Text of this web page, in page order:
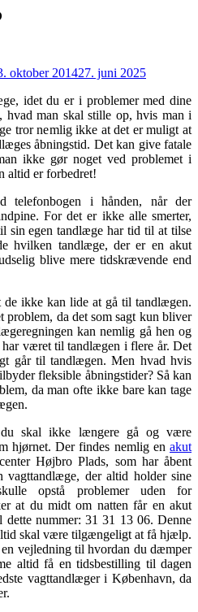
oktober 201427. juni 2025
idet du er i problemer med dine
man skal stille op, hvis man i
tror nemlig ikke at det er muligt at
åbningstid. Det kan give fatale
ikke gør noget ved problemet i
altid er forbedret!
telefonbogen i hånden, når der
For det er ikke alle smerter,
sin egen tandlæge har tid til at tilse
hvilken tandlæge, der er en akut
blive mere tidskrævende end
de ikke kan lide at gå til tandlægen.
problem, da det som sagt kun bliver
kan nemlig gå hen og
været til tandlægen i flere år. Det
går til tandlægen. Men hvad hvis
fleksible åbningstider? Så kan
da man ofte ikke bare kan tage
skal ikke længere gå og være
hjørnet. Der findes nemlig en akut
Højbro Plads, som har åbent
vagttandlæge, der altid holder sine
opstå problemer uden for
at du midt om natten får en akut
nummer: 31 31 13 06. Denne
skal være tilgængeligt at få hjælp.
vejledning til hvordan du dæmper
altid få en tidsbestilling til dagen
vagttandlæger i København, da